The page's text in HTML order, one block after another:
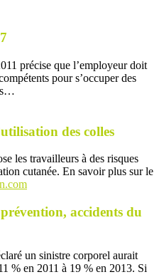
précise que l’employeur doit
pour s’occuper des
des colles
les travailleurs à des risques
cutanée. En savoir plus sur le
accidents du
un sinistre corporel aurait
% en 2011 à 19 % en 2013. Si